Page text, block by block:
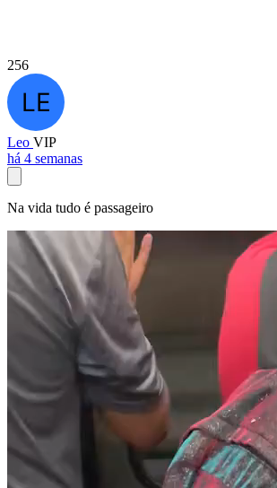
256
Leo VIP
há 4 semanas
Na vida tudo é passageiro